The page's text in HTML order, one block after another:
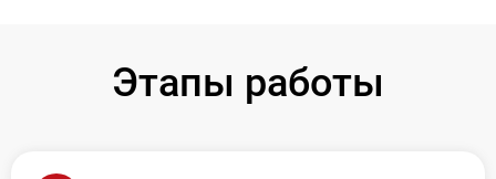
Этапы работы